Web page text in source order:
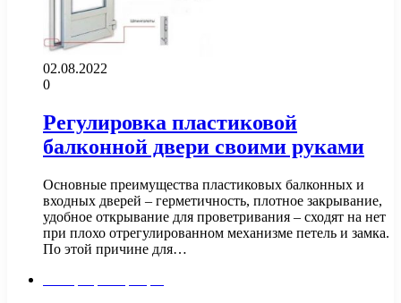
02.08.2022
0
Регулировка пластиковой
балконной двери своими руками
Основные преимущества пластиковых балконных и
входных дверей – герметичность, плотное закрывание,
удобное открывание для проветривания – сходят на нет
при плохо отрегулированном механизме петель и замка.
По этой причине для…